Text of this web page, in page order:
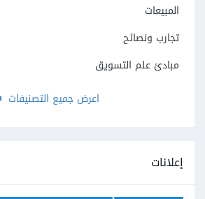
المبيعات
تجارب ونصائح
مبادئ علم التسويق
اعرض جميع التصنيفات
إعلانات